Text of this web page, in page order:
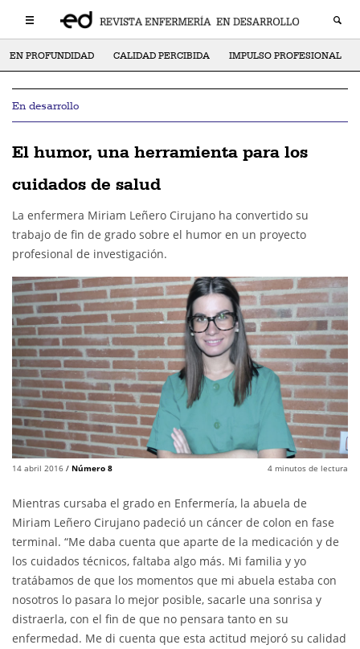
EN PROFUNDIDAD CALIDAD PERCIBIDA IMPULSO PROFESIONAL
En desarrollo
El humor, una herramienta para los
cuidados de salud
La enfermera Miriam Leñero Cirujano ha convertido su
trabajo de fin de grado sobre el humor en un proyecto
profesional de investigación.
14 abril 2016 / Número 8 4 minutos de lectura
Mientras cursaba el grado en Enfermería, la abuela de
Miriam Leñero Cirujano padeció un cáncer de colon en fase
terminal. “Me daba cuenta que aparte de la medicación y de
los cuidados técnicos, faltaba algo más. Mi familia y yo
tratábamos de que los momentos que mi abuela estaba con
nosotros lo pasara lo mejor posible, sacarle una sonrisa y
distraerla, con el fin de que no pensara tanto en su
enfermedad. Me di cuenta que esta actitud mejoró su calidad